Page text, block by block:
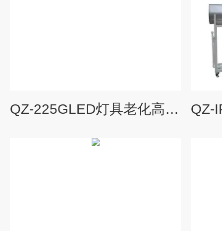
QZ-225GLED灯具老化高低温湿热交变试验箱